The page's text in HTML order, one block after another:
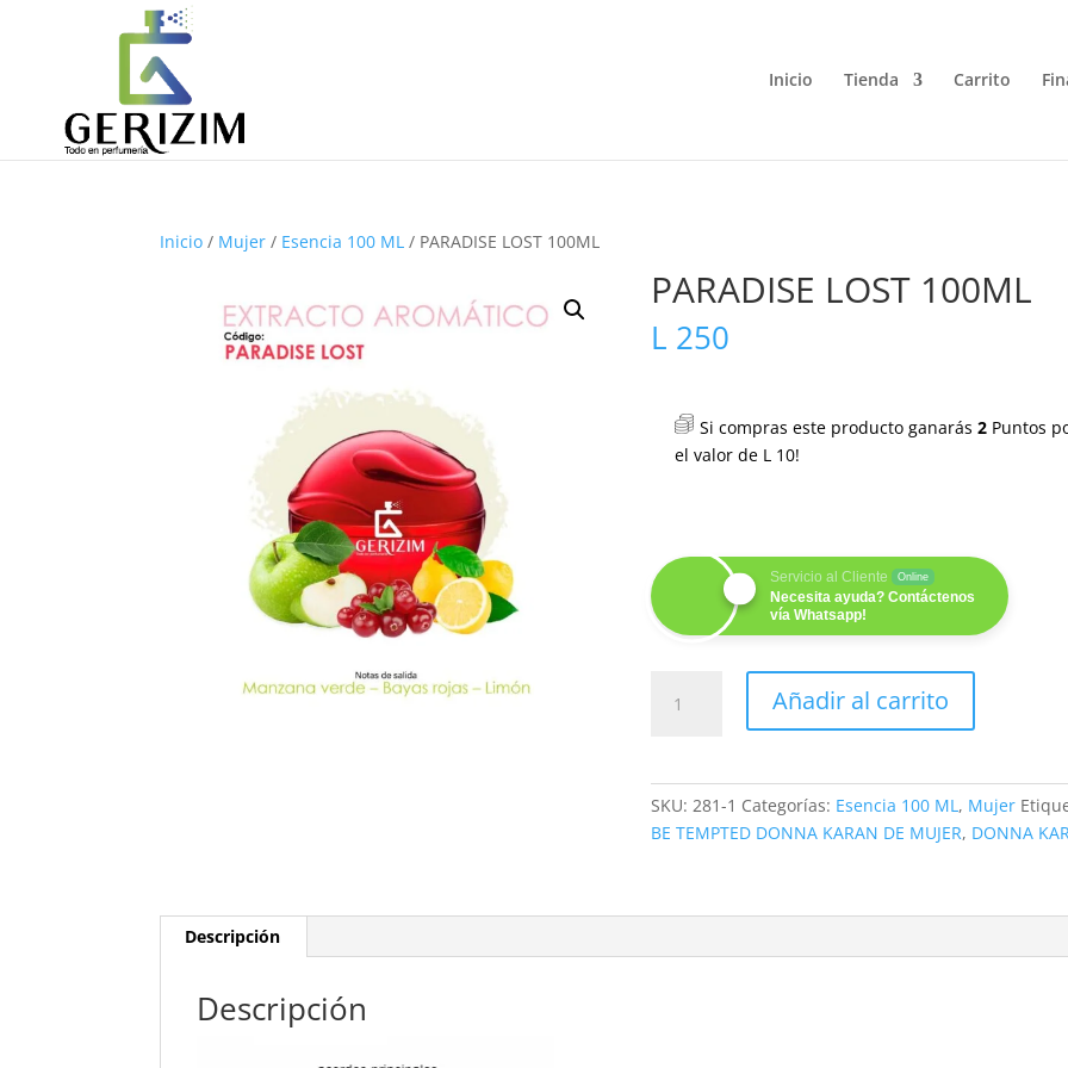
Inicio Tienda Carrito
Inicio / Mujer / Esencia 100 ML / PARADISE LOST 100ML
PARADISE LOST 100ML
L 250
Si compras este producto ganarás2 Puntos
el valor de L 10!
Servicio al Cliente Online
Necesita ayuda? Contáctenos
vía Whatsapp!
LOST
Añadir al carrito
SKU:281-1 Categorías: Esencia 100 ML, Mujer
BE TEMPTED DONNA KARAN DE MUJER, DONNA
Descripción
Descripción